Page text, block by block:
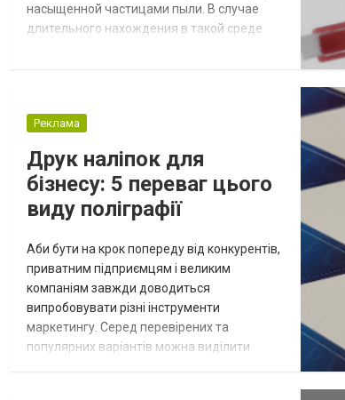
насыщенной частицами пыли. В случае
длительного нахождения в такой среде
заболевания. Для минимизации рисков
необходимо респираторная маска купи...
Реклама
Друк наліпок для
бізнесу: 5 переваг цього
виду поліграфії
Аби бути на крок попереду від конкурентів,
приватним підприємцям і великим
компаніям завжди доводиться
випробовувати різні інструменти
маркетингу. Серед перевірених та
популярних варіантів можна виділити